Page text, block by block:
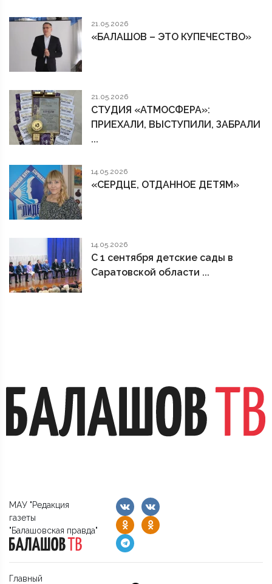
21.05.2026
«БАЛАШОВ – ЭТО КУПЕЧЕСТВО»
21.05.2026
СТУДИЯ «АТМОСФЕРА»:
ПРИЕХАЛИ, ВЫСТУПИЛИ, ЗАБРАЛИ
...
14.05.2026
«СЕРДЦЕ, ОТДАННОЕ ДЕТЯМ»
14.05.2026
С 1 сентября детские сады в
Саратовской области ...
МАУ "Редакция
газеты
"Балашовская правда"
Главный